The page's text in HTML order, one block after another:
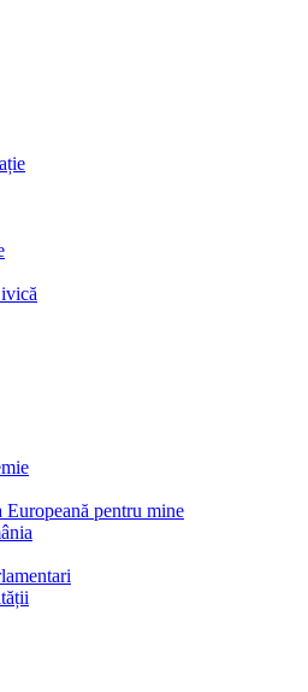
Europeană pentru mine